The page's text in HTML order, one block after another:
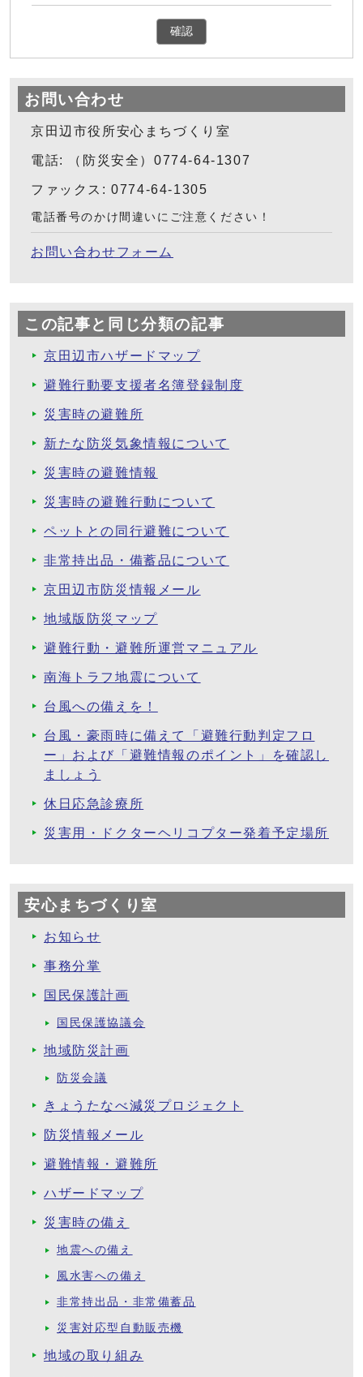
確認
お問い合わせ
京田辺市役所安心まちづくり室
電話: （防災安全）0774-64-1307
ファックス: 0774-64-1305
電話番号のかけ間違いにご注意ください！
お問い合わせフォーム
この記事と同じ分類の記事
京田辺市ハザードマップ
避難行動要支援者名簿登録制度
災害時の避難所
新たな防災気象情報について
災害時の避難情報
災害時の避難行動について
ペットとの同行避難について
非常持出品・備蓄品について
京田辺市防災情報メール
地域版防災マップ
避難行動・避難所運営マニュアル
南海トラフ地震について
台風への備えを！
台風・豪雨時に備えて「避難行動判定フロ
ー」および「避難情報のポイント」を確認し
ましょう
休日応急診療所
災害用・ドクターヘリコプター発着予定場所
安心まちづくり室
お知らせ
事務分掌
国民保護計画
国民保護協議会
地域防災計画
防災会議
きょうたなべ減災プロジェクト
防災情報メール
避難情報・避難所
ハザードマップ
災害時の備え
地震への備え
風水害への備え
非常持出品・非常備蓄品
災害対応型自動販売機
地域の取り組み